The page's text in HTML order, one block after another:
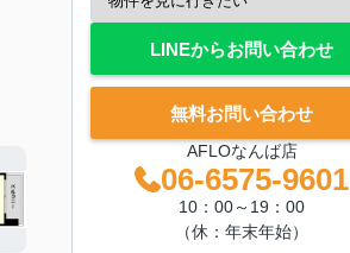
LINEからお問い合わせ
無料お問い合わせ
AFLOなんば店
06-6575-9601
10：00～19：00
（休：年末年始）